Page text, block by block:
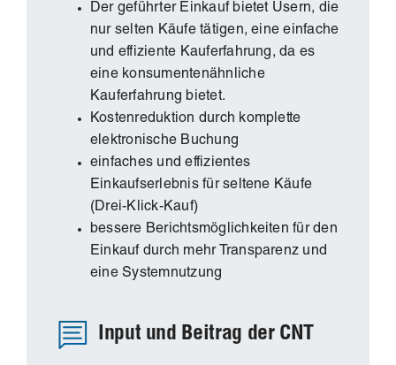
Der geführter Einkauf bietet Usern, die
nur selten Käufe tätigen, eine einfache
und effiziente Kauferfahrung, da es
eine konsumentenähnliche
Kauferfahrung bietet.
Kostenreduktion durch komplette
elektronische Buchung
einfaches und effizientes
Einkaufserlebnis für seltene Käufe
(Drei-Klick-Kauf)
bessere Berichtsmöglichkeiten für den
Einkauf durch mehr Transparenz und
eine Systemnutzung
Input und Beitrag der CNT